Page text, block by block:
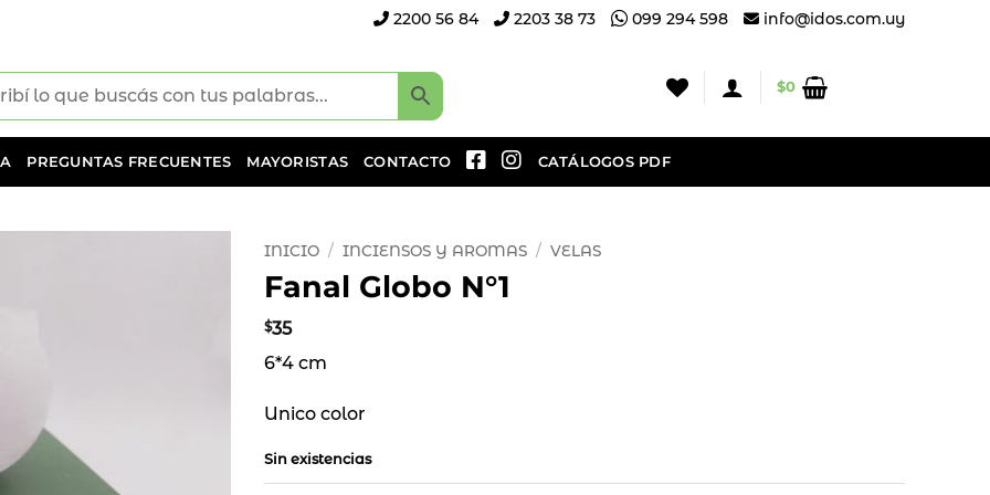
2200 56 84 2203 38 73 099 294 598 info@idos.com.uy
$0
PREGUNTAS FRECUENTES MAYORISTAS CONTACTO CATÁLOGOS PDF
INICIO / INCIENSOS Y AROMAS / VELAS
Fanal Globo N°1
$35
6*4 cm
Unico color
Sin existencias